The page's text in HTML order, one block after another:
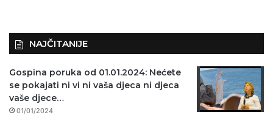
NAJČITANIJE
Gospina poruka od 01.01.2024: Nećete
se pokajati ni vi ni vaša djeca ni djeca
vaše djece…
01/01/2024